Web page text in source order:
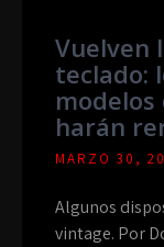
Vuelven
teclado:
harán
MARZO 30,
Algunos
vintage. Por